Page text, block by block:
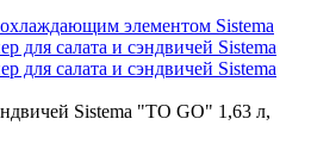
Sistema "TO GO" 1,63 л,